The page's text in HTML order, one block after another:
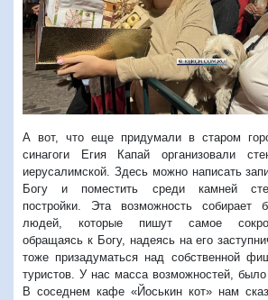
Предыдущий
А вот, что еще придумали в старом
синагоги Егия Капай организовали
иерусалимской. Здесь можно написать
Богу и поместить среди камней
постройки. Эта возможность собирает
людей, которые пишут самое
обращаясь к Богу, надеясь на его
тоже призадуматься над собственной
туристов. У нас масса возможностей,
В соседнем кафе «Йоськин кот» нам